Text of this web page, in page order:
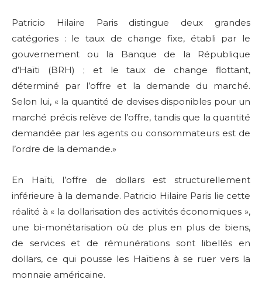
Patricio Hilaire Paris distingue deux grandes
catégories : le taux de change fixe, établi par le
gouvernement ou la Banque de la République
d’Haïti (BRH) ; et le taux de change flottant,
déterminé par l’offre et la demande du marché.
Selon lui, « la quantité de devises disponibles pour un
marché précis relève de l’offre, tandis que la quantité
demandée par les agents ou consommateurs est de
l’ordre de la demande.»
En Haïti, l’offre de dollars est structurellement
inférieure à la demande. Patricio Hilaire Paris lie cette
réalité à « la dollarisation des activités économiques »,
une bi-monétarisation où de plus en plus de biens,
de services et de rémunérations sont libellés en
dollars, ce qui pousse les Haïtiens à se ruer vers la
monnaie américaine.